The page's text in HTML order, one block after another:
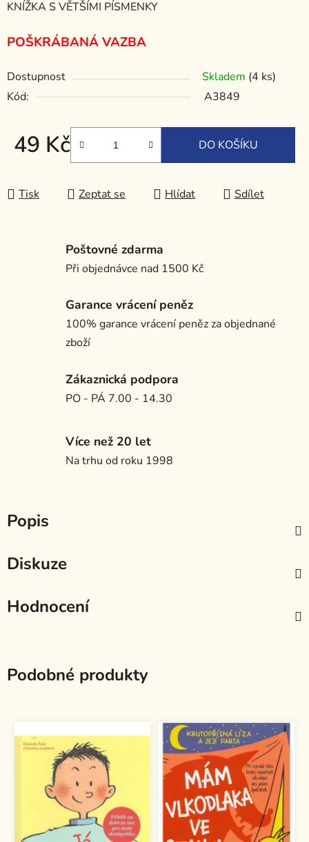
KNÍŽKA S VĚTŠÍMI PÍSMENKY
POŠKRÁBANÁ VAZBA
Dostupnost Skladem (4 ks)
Kód:
A3849
49 Kč
Měrná cena:
DO KOŠÍKU
Tisk Zeptat se Hlídat Sdílet
Poštovné zdarma
Při objednávce nad 1500 Kč
Garance vrácení peněz
100% garance vrácení peněz za objednané
zboží
Zákaznická podpora
PO - PÁ 7.00 - 14.30
Více než 20 let
Na trhu od roku 1998
Popis
Diskuze
Hodnocení
Podobné produkty